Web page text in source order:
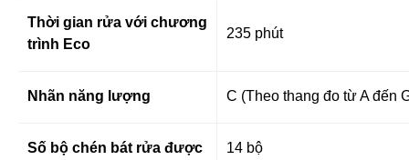
Thời gian rửa với chương
trình Eco
235 phút
Nhãn năng lượng C (Theo thang đo từ A đến
Số bộ chén bát rửa được 14 bộ